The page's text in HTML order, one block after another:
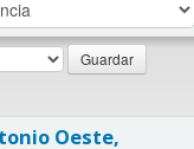
Oeste,